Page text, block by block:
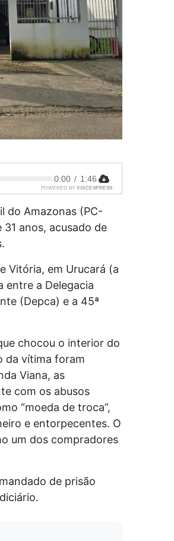
0:00 / 1:46
POWERED BY VOICEXPRESS
do Amazonas (PC-
anos, acusado de
Vitória, em Urucará (a
entre a Delegacia
(Depca) e a 45ª
chocou o interior do
da vítima foram
Viana, as
com os abusos
“moeda de troca”,
e entorpecentes. O
um dos compradores
de prisão